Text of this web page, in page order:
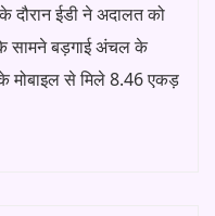
दौरान ईडी ने अदालत को
सामने बड़गाई अंचल के
के मोबाइल से मिले 8.46 एकड़